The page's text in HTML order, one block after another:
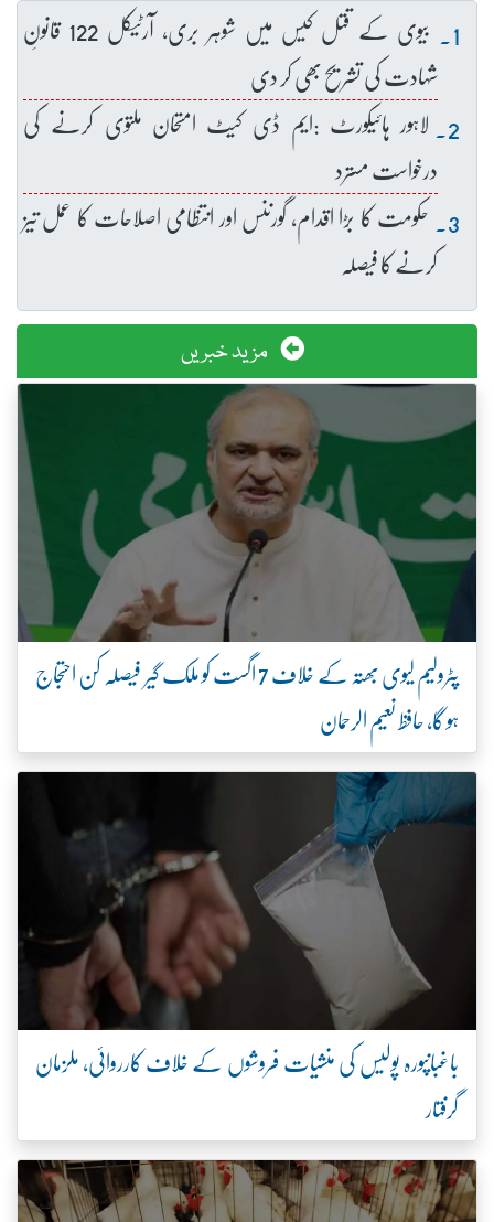
بیوی کے قتل کیس میں شوہر بری، آرٹیکل 122 قانونِ
شہادت کی تشریح بھی کر دی
لاہور ہائیکورٹ :ایم ڈی کیٹ امتحان ملتوی کرنے کی
درخواست مسترد
حکومت کا بڑا اقدام، گورننس اور انتظامی اصلاحات کا عمل تیز
کرنے کا فیصلہ
مزید خبریں
پٹرولیم لیوی بھتہ کے خلاف 7 اگست کو ملک گیر فیصلہ کن احتجاج
ہو گا، حافظ نعیم الرحمان
باغبانپورہ پولیس کی منشیات فروشوں کے خلاف کارروائی، ملزمان
گرفتار